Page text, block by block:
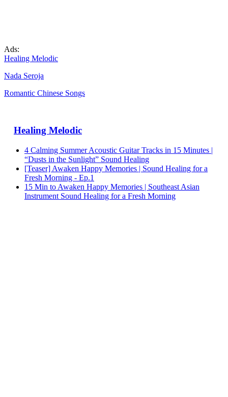
Ads:
Healing Melodic
Nada Seroja
Romantic Chinese Songs
Healing Melodic
4 Calming Summer Acoustic Guitar Tracks in 15 Minutes |
“Dusts in the Sunlight” Sound Healing
[Teaser] Awaken Happy Memories | Sound Healing for a
Fresh Morning - Ep.1
15 Min to Awaken Happy Memories | Southeast Asian
Instrument Sound Healing for a Fresh Morning